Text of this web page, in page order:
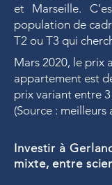
et Marseille.
population de
T2 ou T3 qui
Mars 2020, le prix
appartement est
prix variant entre 3
(Source : meilleurs
Investir à
mixte, entre